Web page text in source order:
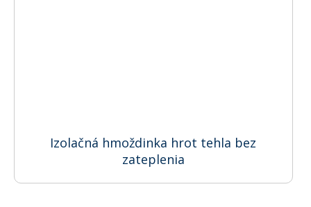
Izolačná hmoždinka hrot tehla bez
zateplenia